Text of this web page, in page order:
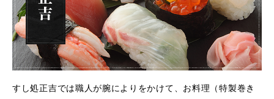
すし処正吉では職人が腕によりをかけて、お料理（特製巻き